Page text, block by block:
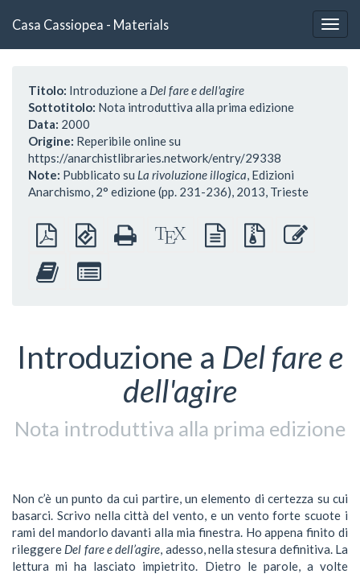
Casa Cassiopea - Materials
Titolo: Introduzione a Del fare e dell'agire
Sottotitolo: Nota introduttiva alla prima edizione
Data: 2000
Origine: Reperibile online su
https://anarchistlibraries.network/entry/29338
Note: Pubblicato su La rivoluzione illogica, Edizioni
Anarchismo, 2° edizione (pp. 231-236), 2013, Trieste
PDF
semplice
EPUB
(per
HTML
completo
Sorgenti
XeLaTeX
sorgente File
sorgenti
Aggiungi
questo
Introduzione a Del fare e
dell'agire
Nota introduttiva alla prima edizione
Non c’è un punto da cui partire, un elemento di certezza su cui
basarci. Scrivo nella città del vento, e un vento forte scuote i
rami del mandorlo davanti alla mia finestra. Ho appena finito di
rileggere Del fare e dell’agire , adesso, nella stesura definitiva. La
lettura mi ha lasciato impietrito. Dietro le parole, a volte